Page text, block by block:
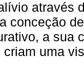
através
conceção
a sua
criam uma